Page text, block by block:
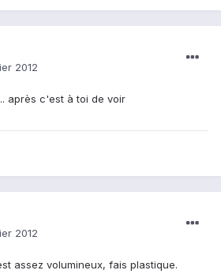
2012
après c'est à toi de voir
2012
assez volumineux, fais plastique.